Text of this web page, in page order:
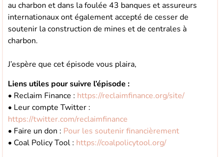
au charbon et dans la foulée 43 banques et assureurs
internationaux ont également accepté de cesser de
soutenir la construction de mines et de centrales à
charbon.
J’espère que cet épisode vous plaira,
Liens utiles pour suivre l’épisode :
• Reclaim Finance : https://reclaimfinance.org/site/
• Leur compte Twitter :
https://twitter.com/reclaimfinance
• Faire un don : Pour les soutenir financièrement
• Coal Policy Tool : https://coalpolicytool.org/